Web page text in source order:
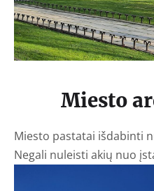
Miesto
Miesto pastatai išdabinti
Negali nuleisti akių nuo